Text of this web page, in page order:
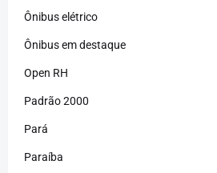
Ônibus elétrico
Ônibus em destaque
Open RH
Padrão 2000
Pará
Paraíba